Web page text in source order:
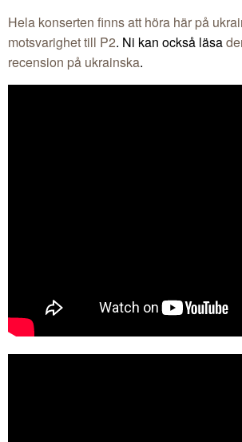
Hela konserten finns att höra här på
motsvarighet till P2. Ni kan också läsa
recension på ukrainska.